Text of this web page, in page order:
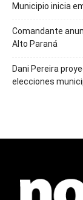
Municipio inicia
Comandante
Alto Paraná
Dani Pereira
elecciones